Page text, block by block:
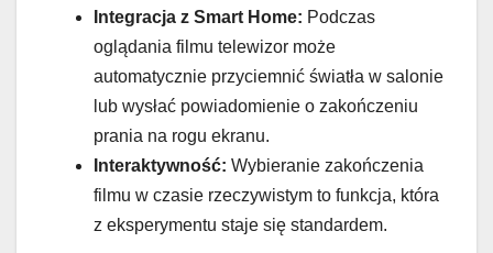
Integracja z Smart Home: Podczas
oglądania filmu telewizor może
automatycznie przyciemnić światła w salonie
lub wysłać powiadomienie o zakończeniu
prania na rogu ekranu.
Interaktywność: Wybieranie zakończenia
filmu w czasie rzeczywistym to funkcja, która
z eksperymentu staje się standardem.